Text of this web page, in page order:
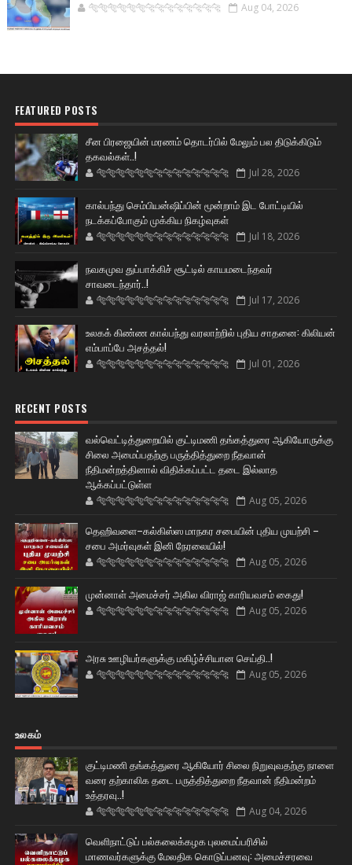
🐅🐅🐅🐅🐅🐅🐆🐆🐆🐆🐆🐆🐆🐆 Aug 04, 2026
FEATURED POSTS
சீன பிரஜையின் மரணம் தொடர்பில் மேலும் பல திடுக்கிடும்
தகவல்கள்..!
🐅🐅🐅🐅🐅🐅🐆🐆🐆🐆🐆🐆🐆🐆 Jul 28, 2026
கால்பந்து செம்பியன்ஷிப்பின் மூன்றாம் இட போட்டியில்
நடக்கப்போகும் முக்கிய நிகழ்வுகள்
🐅🐅🐅🐅🐅🐅🐆🐆🐆🐆🐆🐆🐆🐆 Jul 18, 2026
நவகமுவ துப்பாக்கிச் சூட்டில் காயமடைந்தவர்
சாவடைந்தார்..!
🐅🐅🐅🐅🐅🐅🐆🐆🐆🐆🐆🐆🐆🐆 Jul 17, 2026
உலகக் கிண்ண கால்பந்து வரலாற்றில் புதிய சாதனை: கிலியன்
எம்பாப்பே அசத்தல்!
🐅🐅🐅🐅🐅🐅🐆🐆🐆🐆🐆🐆🐆🐆 Jul 01, 2026
RECENT POSTS
வல்வெட்டித்துறையில் குட்டிமணி தங்கத்துரை ஆகியோருக்கு
சிலை அமைப்பதற்கு பருத்தித்துறை நீதவான்
நீதிமன்றத்தினால் விதிக்கப்பட்ட தடை இல்லாத
ஆக்கப்பட்டுள்ள
🐅🐅🐅🐅🐅🐅🐆🐆🐆🐆🐆🐆🐆🐆 Aug 05, 2026
தெஹிவளை–கல்கிஸ்ஸ மாநகர சபையின் புதிய முயற்சி –
சபை அமர்வுகள் இனி நேரலையில்!
🐅🐅🐅🐅🐅🐅🐆🐆🐆🐆🐆🐆🐆🐆 Aug 05, 2026
முன்னாள் அமைச்சர் அகில விராஜ் காரியவசம் கைது!
🐅🐅🐅🐅🐅🐅🐆🐆🐆🐆🐆🐆🐆🐆 Aug 05, 2026
அரசு ஊழியர்களுக்கு மகிழ்ச்சியான செய்தி..!
🐅🐅🐅🐅🐅🐅🐆🐆🐆🐆🐆🐆🐆🐆 Aug 05, 2026
உலகம்
குட்டிமணி தங்கத்துரை ஆகியோர் சிலை நிறுவுவதற்கு நாளை
வரை தற்காலிக தடை பருத்தித்துறை நீதவான் நீதிமன்றம்
உத்தரவு..!
🐅🐅🐅🐅🐅🐅🐆🐆🐆🐆🐆🐆🐆🐆 Aug 04, 2026
வெளிநாட்டுப் பல்கலைக்கழக புலமைப்பரிசில்
மாணவர்களுக்கு மேலதிக கொடுப்பனவு: அமைச்சரவை